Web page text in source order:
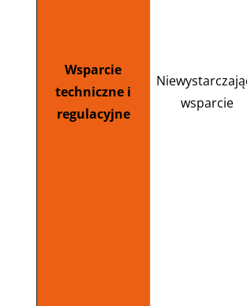
Wsparcie
techniczne i
regulacyjne
wsparcie